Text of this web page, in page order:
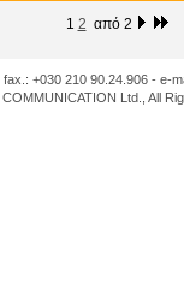
1 2 από 2
fax.: +030 210 90.24.906 - e-
Ltd., All